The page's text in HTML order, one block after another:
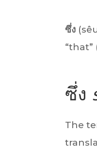
ซึ่ง
“that”
ซึ่ง
The